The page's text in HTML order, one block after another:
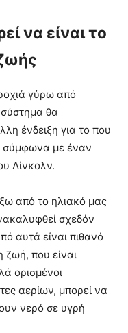
να είναι το
γύρω από
θα
ένδειξη για το που
σύμφωνα με έναν
Λίνκολν.
από το ηλιακό μας
σχεδόν
αυτά είναι πιθανό
ζωή, που είναι
ορισμένοι
αερίων, μπορεί να
νερό σε υγρή